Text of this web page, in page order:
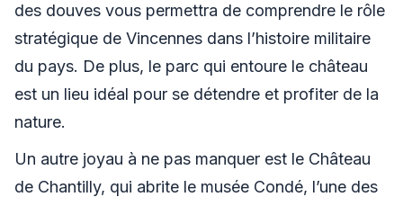
des douves vous permettra de comprendre le rôle
stratégique de Vincennes dans l’histoire militaire
du pays. De plus, le parc qui entoure le château
est un lieu idéal pour se détendre et profiter de la
nature.
Un autre joyau à ne pas manquer est le Château
de Chantilly, qui abrite le musée Condé, l’une des